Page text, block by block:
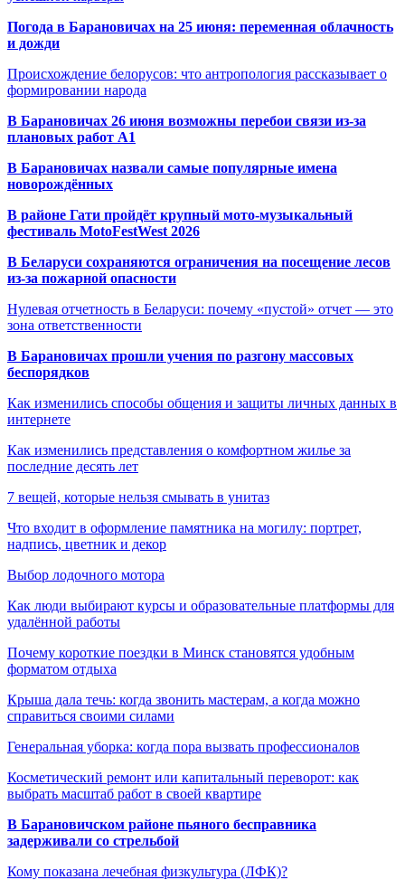
Погода в Барановичах на 25 июня: переменная облачность
и дожди
Происхождение белорусов: что антропология рассказывает о
формировании народа
В Барановичах 26 июня возможны перебои связи из-за
плановых работ A1
В Барановичах назвали самые популярные имена
новорождённых
В районе Гати пройдёт крупный мото-музыкальный
фестиваль MotoFestWest 2026
В Беларуси сохраняются ограничения на посещение лесов
из-за пожарной опасности
Нулевая отчетность в Беларуси: почему «пустой» отчет — это
зона ответственности
В Барановичах прошли учения по разгону массовых
беспорядков
Как изменились способы общения и защиты личных данных в
интернете
Как изменились представления о комфортном жилье за
последние десять лет
7 вещей, которые нельзя смывать в унитаз
Что входит в оформление памятника на могилу: портрет,
надпись, цветник и декор
Выбор лодочного мотора
Как люди выбирают курсы и образовательные платформы для
удалённой работы
Почему короткие поездки в Минск становятся удобным
форматом отдыха
Крыша дала течь: когда звонить мастерам, а когда можно
справиться своими силами
Генеральная уборка: когда пора вызвать профессионалов
Косметический ремонт или капитальный переворот: как
выбрать масштаб работ в своей квартире
В Барановичском районе пьяного бесправника
задерживали со стрельбой
Кому показана лечебная физкультура (ЛФК)?